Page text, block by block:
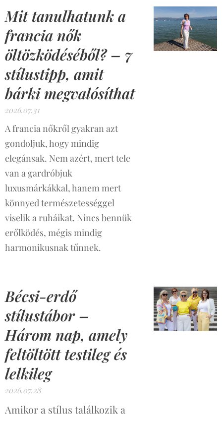
Mit tanulhatunk a
francia nők
öltözködéséből? – 7
stílustipp, amit
bárki megvalósíthat
2026.07.31
A francia nőkről gyakran azt
gondoljuk, hogy mindig
elegánsak. Nem azért, mert tele
van a gardróbjuk
luxusmárkákkal, hanem mert
könnyed természetességgel
viselik a ruháikat. Nincs bennük
erőlködés, mégis mindig
harmonikusnak tűnnek.
Bécsi-erdő
stílustábor –
Három nap, amely
feltöltött testileg és
lelkileg
2026.07.28
Amikor a stílus találkozik a